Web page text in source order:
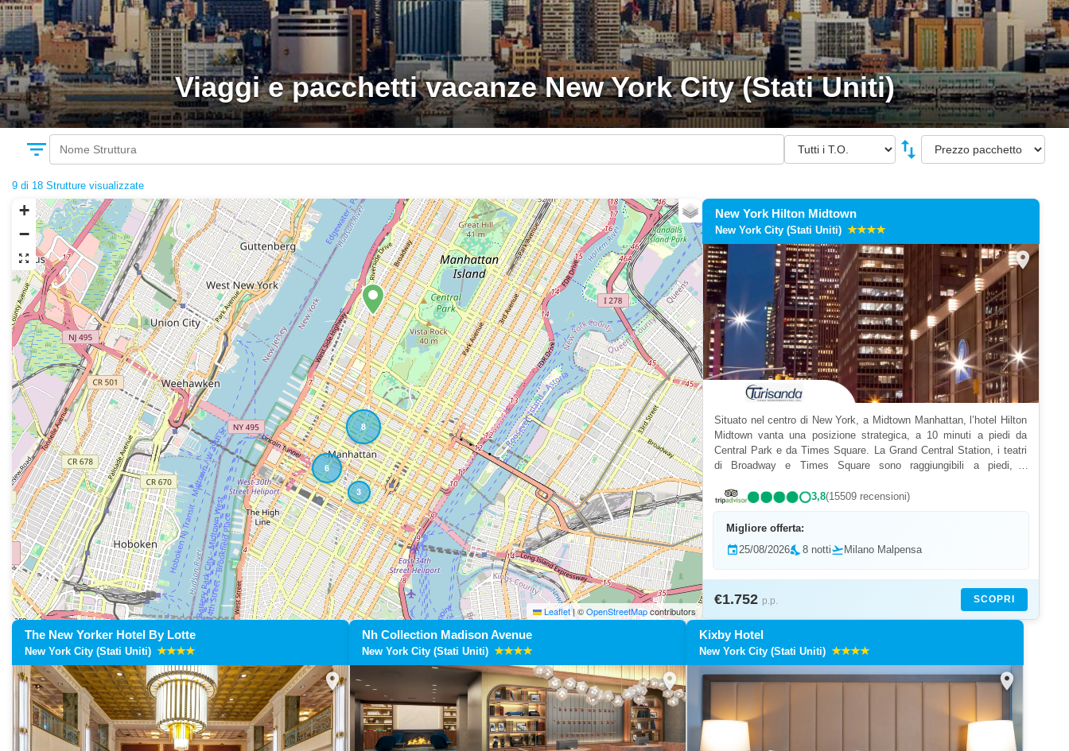
Viaggi e pacchetti vacanze New York City (Stati Uniti)
filter_list swap_vert
9 di 18 Strutture visualizzate
8
6
3
+
−
zoom_out_map
Leaflet|©OpenStreetMapcontributors
New York Hilton Midtown
New York City (Stati Uniti)
location_on
Situato nel centro di New York, a Midtown Manhattan, l’hotel Hilton
Midtown vanta una posizione strategica, a 10 minuti a piedi da
Central Park e da Times Square. La Grand Central Station, i teatri
di Broadway e Times Square sono raggiungibili a piedi, a
3,8(15509 recensioni)
Migliore offerta:
event25/08/2026nights_stay8 nottiflight_takeoff Milano Malpensa
€1.752 p.p. SCOPRI
The New Yorker Hotel By Lotte
New York City (Stati Uniti)
location_on
Nh Collection Madison Avenue
New York City (Stati Uniti)
location_on
Kixby Hotel
New York City (Stati Uniti)
location_on